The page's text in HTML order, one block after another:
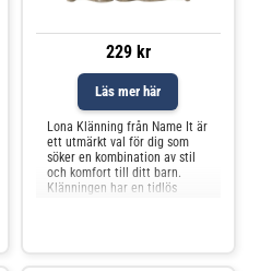
229 kr
Läs mer här
Lona Klänning från Name It är
ett utmärkt val för dig som
söker en kombination av stil
och komfort till ditt barn.
Klänningen har en tidlös